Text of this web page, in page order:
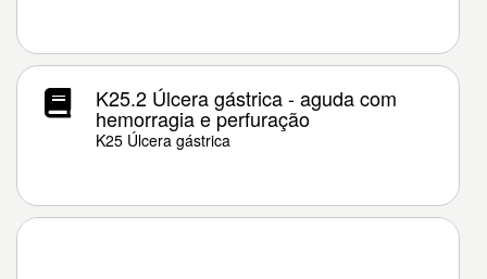
K25.2 Úlcera gástrica - aguda com
hemorragia e perfuração
K25 Úlcera gástrica